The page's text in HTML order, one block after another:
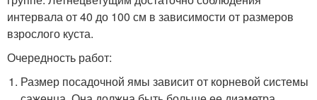
интервала от 40 до 100 см в зависимости от размеров
взрослого куста.
Очередность работ:
Размер посадочной ямы зависит от корневой системы